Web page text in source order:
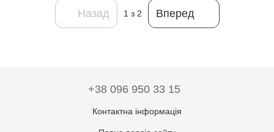
Назад 1 з 2 Вперед
+38 096 950 33 15
Контактна інформація